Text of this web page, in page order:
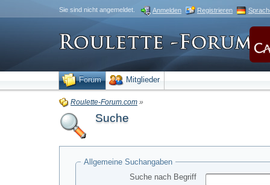
Sie sind nicht angemeldet. Anmelden Registrieren
Forum Mitglieder
Roulette-Forum.com »
Suche
Allgemeine Suchangaben
Suche nach Begriff